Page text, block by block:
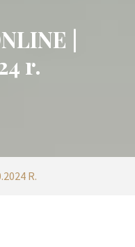
|
r.
R.